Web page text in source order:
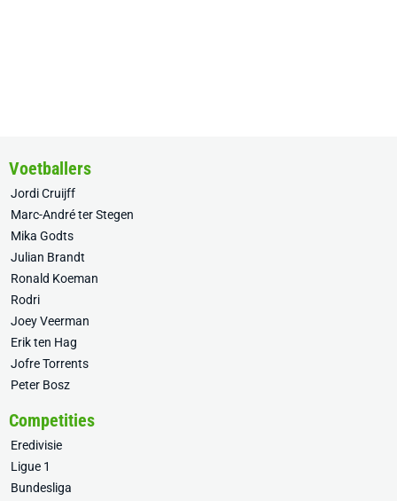
Voetballers
Jordi Cruijff
Marc-André ter Stegen
Mika Godts
Julian Brandt
Ronald Koeman
Rodri
Joey Veerman
Erik ten Hag
Jofre Torrents
Peter Bosz
Competities
Eredivisie
Ligue 1
Bundesliga